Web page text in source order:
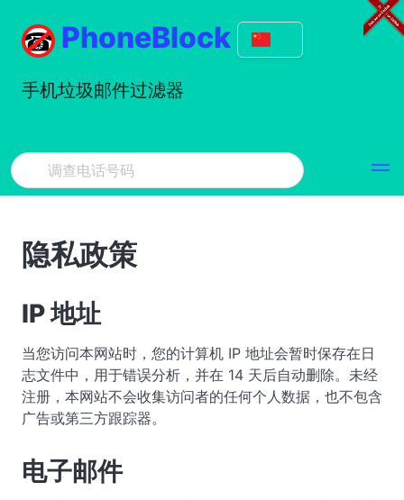
PhoneBlock
手机垃圾邮件过滤器
隐私政策
IP 地址
当您访问本网站时，您的计算机 IP 地址会暂时保存在日
志文件中，用于错误分析，并在 14 天后自动删除。未经
注册，本网站不会收集访问者的任何个人数据，也不包含
广告或第三方跟踪器。
电子邮件